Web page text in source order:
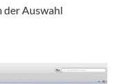
der Auswahl